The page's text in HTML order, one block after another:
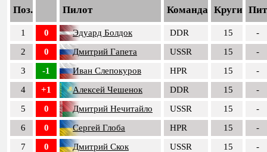
Поз. Пилот Команда Круги Пит
1 0 Эдуард Болдок DDR 15
-
2
0 Дмитрий Гапета USSR 15
-
3
-1 Иван Слепокуров HPR 15
-
4
+1 Алексей Чешенок DDR 15
-
5
0 Дмитрий Нечитайло USSR 15
-
6
0 Сергей Глоба HPR 15
-
7
0 Дмитрий Скок USSR 15
-